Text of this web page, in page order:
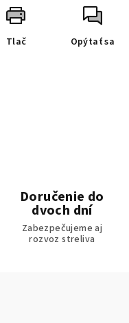
Tlač Opýtať sa
Doručenie do
dvoch dní
Zabezpečujeme aj
rozvoz streliva